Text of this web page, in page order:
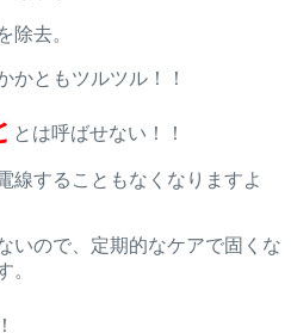
除去。
かともツルツル！！
とは呼ばせない！！
線することもなくなりますよ
いので、定期的なケアで固くな
。